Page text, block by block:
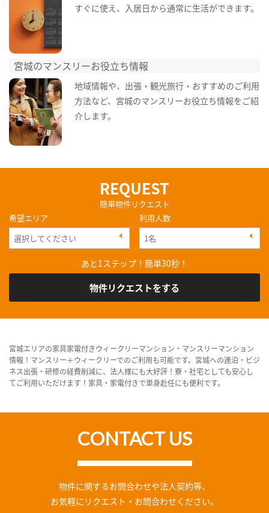
すぐに使え、入居日から通常に生活ができます。
宮城のマンスリーお役立ち情報
地域情報や、出張・観光旅行・おすすめのご利用
方法など、宮城のマンスリーお役立ち情報をご紹
介します。
REQUEST
簡単物件リクエスト
希望エリア
利用人数
あと1ステップ！簡単30秒！
物件リクエストをする
宮城エリアの家具家電付きウィークリーマンション・マンスリーマンション
情報！マンスリー＋ウィークリーでのご利用も可能です。宮城への連泊・ビジ
ネス出張・研修の経費削減に、法人様にも大好評！寮・社宅としても安心し
てご利用いただけます！家具・家電付きで単身赴任にも便利です。
CONTACT US
物件に関するお問合わせや法人契約等、
お気軽にリクエスト・お問合わせください。